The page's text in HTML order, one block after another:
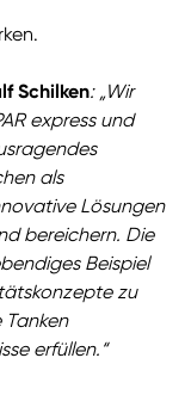
Schilken: „Wir
express und
als
Lösungen
bereichern. Die
Beispiel
zu
erfüllen.“